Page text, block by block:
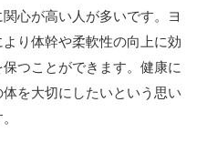
心が高い人が多いです。ヨ
り体幹や柔軟性の向上に効
つことができます。健康に
を大切にしたいという思い